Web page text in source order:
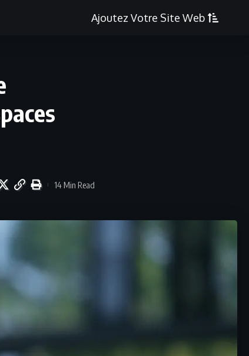
Ajoutez Votre Site Web
14 Min Read